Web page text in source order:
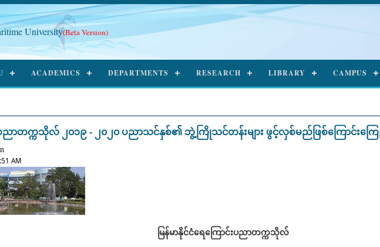
University(Beta Version)
ACADEMICS DEPARTMENTS RESEARCH LIBRARY CAMPUS
းပညာတက္ကသိုလ် ၂၀၁၉ - ၂၀၂၀ ပညာသင်နှစ်၏ ဘွဲ့ကြိုသင်တန်းများ ဖွင့်လှစ်မည်ဖြစ်ကြောင်းကြေ
AM
မြန်မာနိုင်ငံရေကြောင်းပညာတက္ကသိုလ်